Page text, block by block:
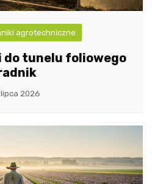
agrotechniczne
do tunelu foliowego
lipca 2026